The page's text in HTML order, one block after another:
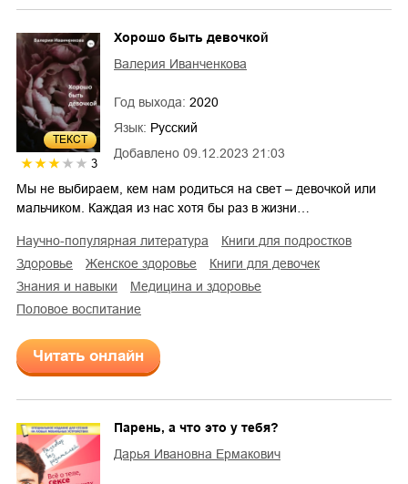
ТЕКСТ
3
Добавлено 09.12.2023 21:03
Хорошо быть девочкой
Валерия Иванченкова
Год выхода: 2020
Язык: Русский
Мы не выбираем, кем нам родиться на свет – девочкой или
мальчиком. Каждая из нас хотя бы раз в жизни…
научно-популярная литература
книги для подростков
здоровье
женское здоровье
книги для девочек
знания и навыки
медицина и здоровье
половое воспитание
Читать онлайн
Парень, а что это у тебя?
Дарья Ивановна Ермакович